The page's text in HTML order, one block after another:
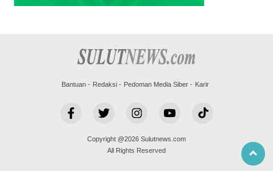
Bantuan Redaksi Pedoman Media Siber Karir
Copyright @2026 Sulutnews.com
All Rights Reserved